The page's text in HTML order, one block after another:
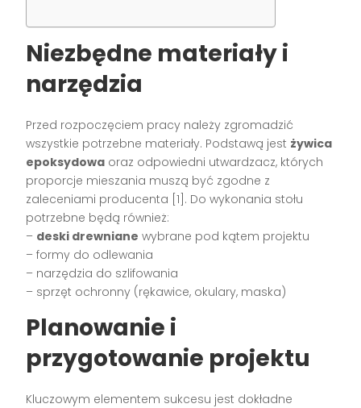
Niezbędne materiały i
narzędzia
Przed rozpoczęciem pracy należy zgromadzić
wszystkie potrzebne materiały. Podstawą jest żywica
epoksydowa oraz odpowiedni utwardzacz, których
proporcje mieszania muszą być zgodne z
zaleceniami producenta [1]. Do wykonania stołu
potrzebne będą również:
– deski drewniane wybrane pod kątem projektu
– formy do odlewania
– narzędzia do szlifowania
– sprzęt ochronny (rękawice, okulary, maska)
Planowanie i
przygotowanie projektu
Kluczowym elementem sukcesu jest dokładne